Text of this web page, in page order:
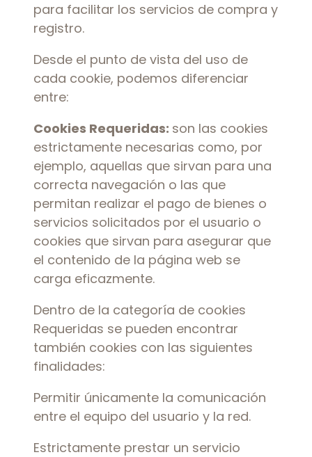
para facilitar los servicios de compra y
registro.
Desde el punto de vista del uso de
cada cookie, podemos diferenciar
entre:
Cookies Requeridas: son las cookies
estrictamente necesarias como, por
ejemplo, aquellas que sirvan para una
correcta navegación o las que
permitan realizar el pago de bienes o
servicios solicitados por el usuario o
cookies que sirvan para asegurar que
el contenido de la página web se
carga eficazmente.
Dentro de la categoría de cookies
Requeridas se pueden encontrar
también cookies con las siguientes
finalidades:
Permitir únicamente la comunicación
entre el equipo del usuario y la red.
Estrictamente prestar un servicio